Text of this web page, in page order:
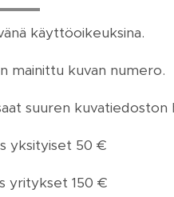
käyttöoikeuksina.
mainittu kuvan numero.
suuren
yksityiset 50 €
yritykset 150 €